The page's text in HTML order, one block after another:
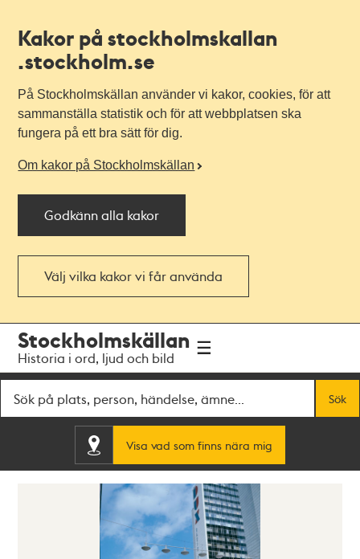
Kakor på stockholmskallan
.stockholm.se
På Stockholmskällan använder vi kakor, cookies, för att
sammanställa statistik och för att webbplatsen ska
fungera på ett bra sätt för dig.
Om kakor på Stockholmskällan
Godkänn alla kakor
Välj vilka kakor vi får använda
navigationen
huvudinnehållet
Stockholmskällan
Historia i ord, ljud och bild
Sök
Visa vad som finns nära mig